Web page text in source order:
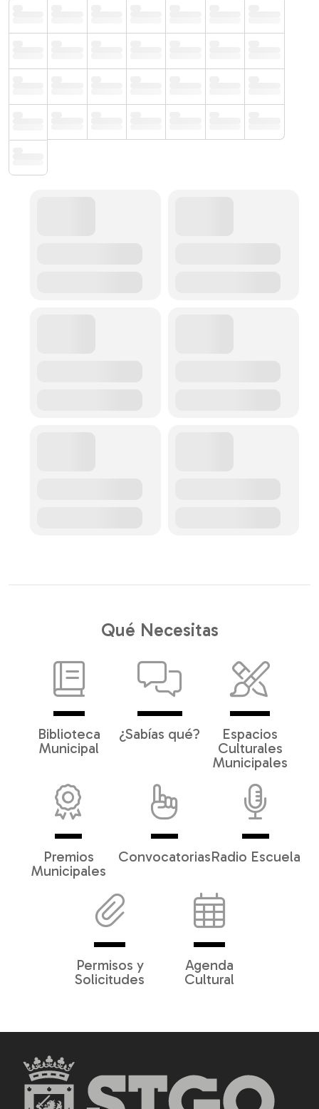
Qué Necesitas
Biblioteca
Municipal
¿Sabías qué?
Espacios
Culturales
Municipales
Premios
Municipales
ConvocatoriasRadio Escuela
Permisos y
Solicitudes
Agenda
Cultural